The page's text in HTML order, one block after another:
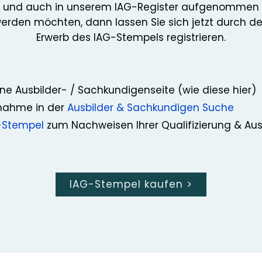
und auch in unserem IAG-Register aufgenommen
möchten, dann lassen Sie sich jetzt durch
Erwerb des IAG-Stempels registrieren.
Ausbilder- / Sachkundigenseite (wie diese hier)
in der Ausbilder & Sachkundigen Suche
zum Nachweisen Ihrer Qualifizierung &
IAG-Stempel kaufen >